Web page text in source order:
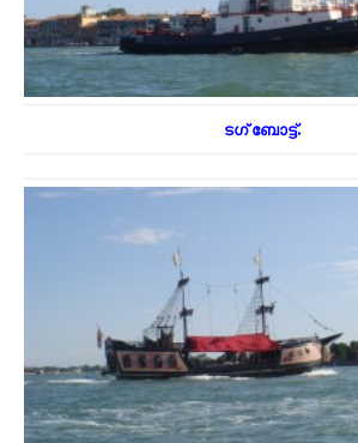
ടഗ് ബോട്ട്.